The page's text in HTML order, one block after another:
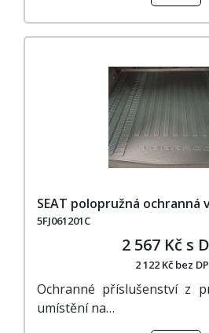
SEAT polopružná ochranná
5FJ061201C
2 567 Kč s
2 122 Kč bez
Ochranné příslušenství z
umístění na…